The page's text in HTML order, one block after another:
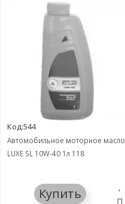
Код:544
Автомобильное моторное масло
LUXE SL 10W-40 1л 118
Купить